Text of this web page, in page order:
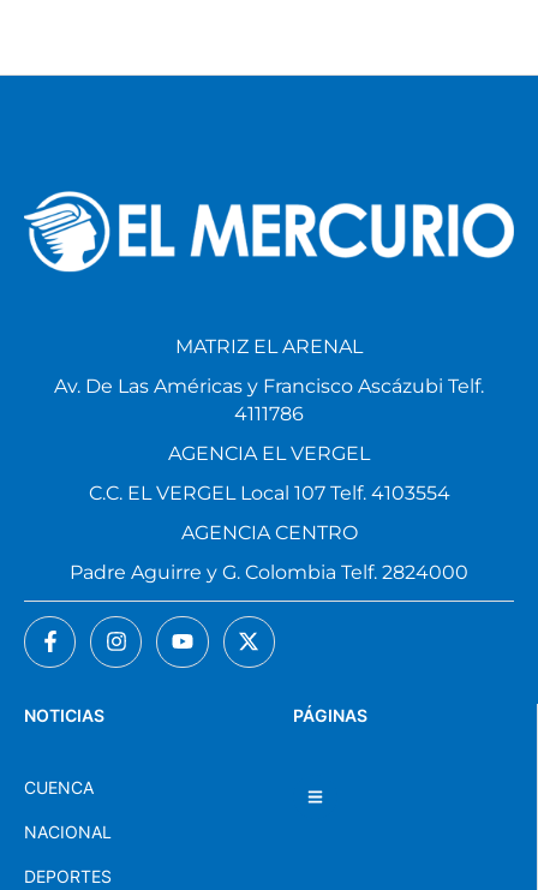
PÁGINAS
NOTICIAS
CUENCA
NACIONAL
DEPORTES
MATRIZ EL ARENAL
Av. De Las Américas y Francisco Ascázubi Telf.
4111786
AGENCIA EL VERGEL
C.C. EL VERGEL Local 107 Telf. 4103554
AGENCIA CENTRO
Padre Aguirre y G. Colombia Telf. 2824000